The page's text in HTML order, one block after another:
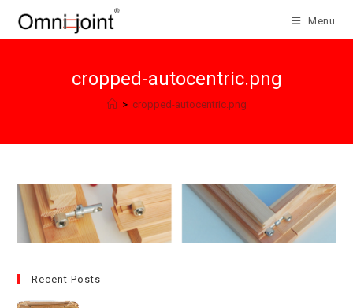
Menu
cropped-autocentric.png
> cropped-autocentric.png
Recent Posts